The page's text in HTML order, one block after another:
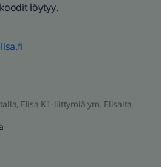
löytyy.
Elisa K1-liittymiä ym. Elisalta